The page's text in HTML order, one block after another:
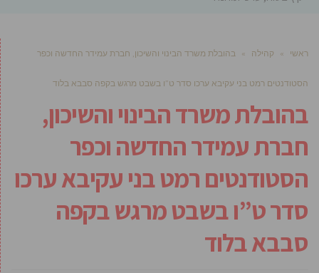
ראשי » קהילה » בהובלת משרד הבינוי והשיכון, חברת עמידר החדשה וכפר
הסטודנטים רמט בני עקיבא ערכו סדר ט”ו בשבט מרגש בקפה סבבא בלוד
בהובלת משרד הבינוי והשיכון,
חברת עמידר החדשה וכפר
הסטודנטים רמט בני עקיבא ערכו
סדר ט”ו בשבט מרגש בקפה
סבבא בלוד